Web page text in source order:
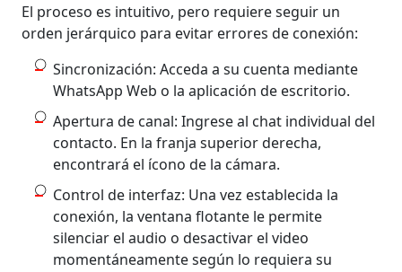
El proceso es intuitivo, pero requiere seguir un
orden jerárquico para evitar errores de conexión:
Sincronización: Acceda a su cuenta mediante
WhatsApp Web o la aplicación de escritorio.
Apertura de canal: Ingrese al chat individual del
contacto. En la franja superior derecha,
encontrará el ícono de la cámara.
Control de interfaz: Una vez establecida la
conexión, la ventana flotante le permite
silenciar el audio o desactivar el video
momentáneamente según lo requiera su